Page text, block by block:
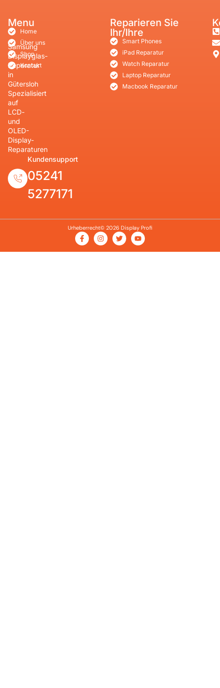
Samsung
Displayglas-
Reparatur
in
Gütersloh
Spezialisiert
auf
LCD-
und
OLED-
Display-
Reparaturen
Kundensupport
05241
5277171
Menu
Home
Über uns
Shop
Kontakt
Reparieren Sie
Ihr/Ihre
Smart Phones
iPad Reparatur
Watch Reparatur
Laptop Reparatur
Macbook Reparatur
Urheberrecht© 2026 Display Profi